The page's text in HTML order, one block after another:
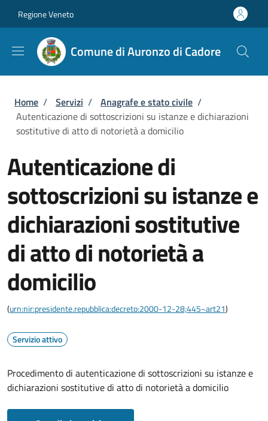
Regione Veneto
Comune di Auronzo di Cadore
Briciole di pane
Home / Servizi / Anagrafe e stato civile /
Autenticazione di sottoscrizioni su istanze e dichiarazioni
sostitutive di atto di notorietà a domicilio
Autenticazione di
sottoscrizioni su istanze e
dichiarazioni sostitutive
di atto di notorietà a
domicilio
(urn:nir:presidente.repubblica:decreto:2000-12-28;445~art21)
Servizio attivo
Procedimento di autenticazione di sottoscrizioni su istanze e
dichiarazioni sostitutive di atto di notorietà a domicilio